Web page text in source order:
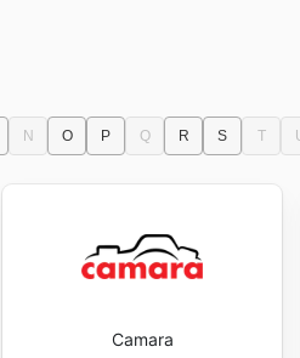
N O P Q R S T
Camara